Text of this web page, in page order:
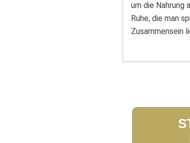
um die Nahrung
Ruhe, die man
Zusammensein